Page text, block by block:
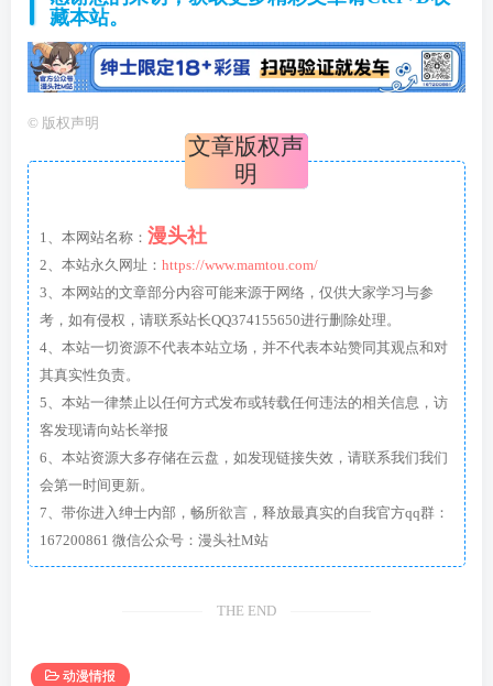
藏本站。
© 版权声明
文章版权声
明
1、本网站名称： 漫头社
2、本站永久网址： https://www.mamtou.com/
3、本网站的文章部分内容可能来源于网络，仅供大家学习与参
考，如有侵权，请联系站长QQ374155650进行删除处理。
4、本站一切资源不代表本站立场，并不代表本站赞同其观点和对
其真实性负责。
5、本站一律禁止以任何方式发布或转载任何违法的相关信息，访
客发现请向站长举报
6、本站资源大多存储在云盘，如发现链接失效，请联系我们我们
会第一时间更新。
7、带你进入绅士内部，畅所欲言，释放最真实的自我官方qq群：
167200861 微信公众号：漫头社M站
THE END
动漫情报